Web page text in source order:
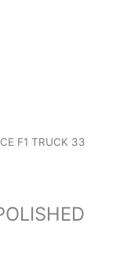
F1 TRUCK 33